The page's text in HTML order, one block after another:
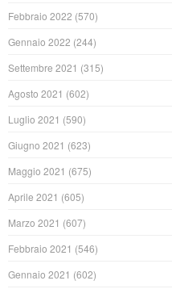
Febbraio 2022 (570)
Gennaio 2022 (244)
Settembre 2021 (315)
Agosto 2021 (602)
Luglio 2021 (590)
Giugno 2021 (623)
Maggio 2021 (675)
Aprile 2021 (605)
Marzo 2021 (607)
Febbraio 2021 (546)
Gennaio 2021 (602)